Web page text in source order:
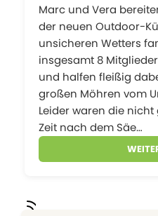
Marc und Vera
der neuen Outdoor-
unsicheren Wetters
insgesamt 8
und halfen fleißig
großen Möhren vom
Leider waren die
Zeit nach dem Säe…